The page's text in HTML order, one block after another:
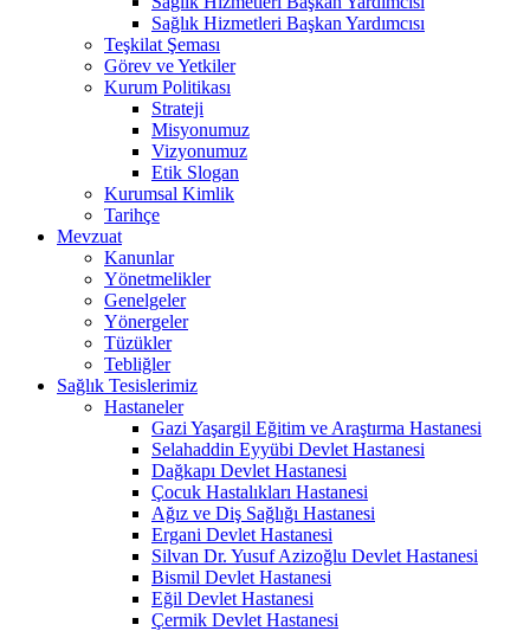
Sağlık Hizmetleri Başkan Yardımcısı
Teşkilat Şeması
Görev ve Yetkiler
Kurum Politikası
Strateji
Misyonumuz
Vizyonumuz
Etik Slogan
Kurumsal Kimlik
Tarihçe
Mevzuat
Kanunlar
Yönetmelikler
Genelgeler
Yönergeler
Tüzükler
Tebliğler
Sağlık Tesislerimiz
Hastaneler
Gazi Yaşargil Eğitim ve Araştırma Hastanesi
Selahaddin Eyyübi Devlet Hastanesi
Dağkapı Devlet Hastanesi
Çocuk Hastalıkları Hastanesi
Ağız ve Diş Sağlığı Hastanesi
Ergani Devlet Hastanesi
Silvan Dr. Yusuf Azizoğlu Devlet Hastanesi
Bismil Devlet Hastanesi
Eğil Devlet Hastanesi
Çermik Devlet Hastanesi